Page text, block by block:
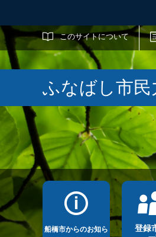
このサイトについて
サイト内検索
ふなばし市民
船橋市からのお知ら
登録